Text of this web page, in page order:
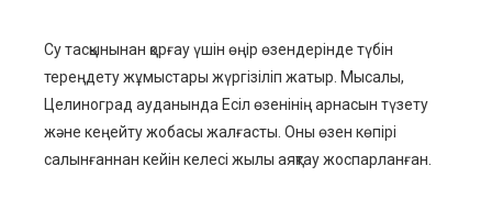
Су тасқынынан қорғау үшін өңір өзендерінде түбін
тереңдету жұмыстары жүргізіліп жатыр. Мысалы,
Целиноград ауданында Есіл өзенінің арнасын түзету
және кеңейту жобасы жалғасты. Оны өзен көпірі
салынғаннан кейін келесі жылы аяқтау жоспарланған.